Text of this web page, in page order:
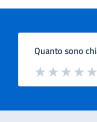
Quanto sono
Valuta da 1 a 5 stelle la
Valuta
Valuta 3
Valuta 2
Valuta 1 stelle su